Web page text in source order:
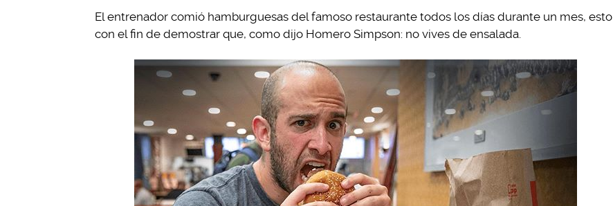
El entrenador comió hamburguesas del famoso restaurante todos los días durante un mes, esto
con el fin de demostrar que, como dijo Homero Simpson: no vives de ensalada.